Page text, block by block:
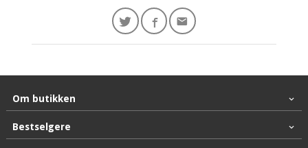
Om butikken
Bestselgere